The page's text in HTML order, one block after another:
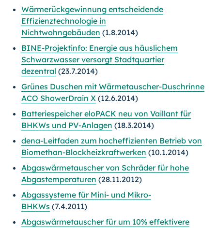
Wärmerückgewinnung entscheidende
Effizienztechnologie in
Nichtwohngebäuden (1.8.2014)
BINE-Projektinfo: Energie aus häuslichem
Schwarzwasser versorgt Stadtquartier
dezentral (23.7.2014)
Grünes Duschen mit Wärmetauscher-Duschrinne
ACO ShowerDrain X (12.6.2014)
Batteriespeicher eloPACK neu von Vaillant für
BHKWs und PV-Anlagen (18.3.2014)
dena-Leitfaden zum hocheffizienten Betrieb von
Biomethan-Blockheizkraftwerken (10.1.2014)
Abgaswärmetauscher von Schräder für hohe
Abgastemperaturen (28.11.2012)
Abgassysteme für Mini- und Mikro-
BHKWs (7.4.2011)
Abgaswärmetauscher für um 10% effektivere